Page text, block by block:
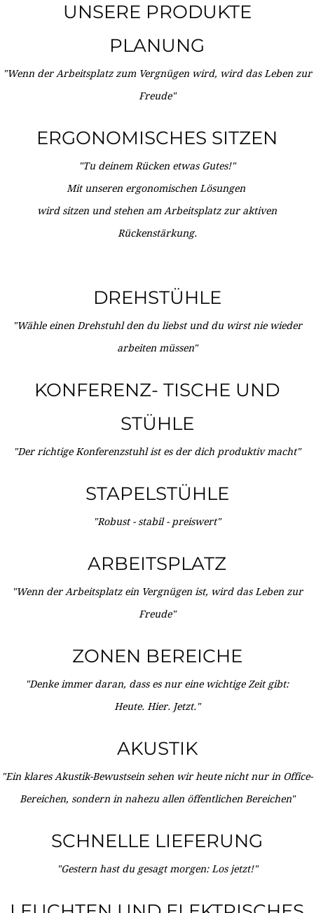
UNSERE PRODUKTE
PLANUNG
"Wenn der Arbeitsplatz zum Vergnügen wird, wird das Leben zur
Freude"
ERGONOMISCHES SITZEN
"Tu deinem Rücken etwas Gutes!"
Mit unseren ergonomischen Lösungen
wird sitzen und stehen am Arbeitsplatz zur aktiven
Rückenstärkung.
DREHSTÜHLE
"Wähle einen Drehstuhl den du liebst und du wirst nie wieder
arbeiten müssen"
KONFERENZ- TISCHE UND
STÜHLE
"Der richtige Konferenzstuhl ist es der dich produktiv macht"
STAPELSTÜHLE
"Robust - stabil - preiswert"
ARBEITSPLATZ
"Wenn der Arbeitsplatz ein Vergnügen ist, wird das Leben zur
Freude"
ZONEN BEREICHE
"Denke immer daran, dass es nur eine wichtige Zeit gibt:
Heute. Hier. Jetzt."
AKUSTIK
"Ein klares Akustik-Bewustsein sehen wir heute nicht nur in Office-
Bereichen, sondern in nahezu allen öffentlichen Bereichen"
SCHNELLE LIEFERUNG
"Gestern hast du gesagt morgen: Los jetzt!"